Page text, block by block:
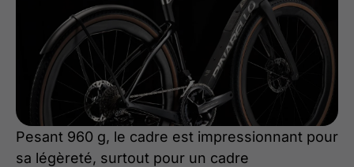
Pesant 960 g, le cadre est impressionnant pour
sa légèreté, surtout pour un cadre